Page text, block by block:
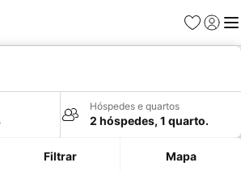
Favoritos
Iniciar
Hóspedes e quartos
2 hóspedes, 1 quarto.
Filtrar Mapa